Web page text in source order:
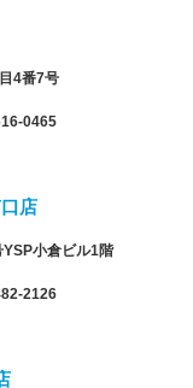
4番7号
0465
店
YSP小倉ビル1階
2126